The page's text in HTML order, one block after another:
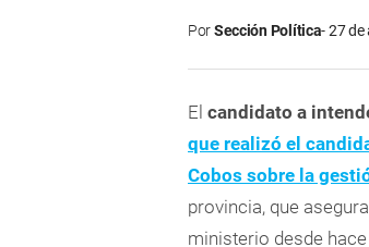
PorSección Política 27 de
El candidato a
que realizó el
Cobos sobre la
provincia, que
ministerio desde